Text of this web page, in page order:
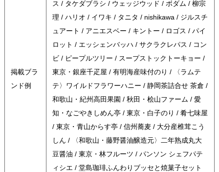
掲載ブラ
ンド例
ス / タケダブラシ / ウェッジウッド / ボダム / 柳宗
理 / ハリオ / イワキ / タニタ / nishikawa / ジルスチ
ュアート / アニエスベー / キントー / ロゴス / パイ
ロット / エッシェンバッハ / サクラクレパス / コン
ビ / ピープルツリー / スープストックトーキョー /
東京・銀座千疋屋 / 有明海産味付のり / 〈ラムテ
テ〉ワイルドフラワーハニー / 静岡茶詰合せ 茶倉 /
和歌山・紀州高田果園 / 秋田・桧山ファーム / 愛
知・なごやきしめん亭 / 東京・白子のり / 肴七味屋
/ 東京・青山からす亭 / 信州蕎麦 / 大分産椎茸こう
しん / 〈和歌山・藤野醤油醸造元〉二年熟成丸大
豆醤油 / 東京・林フルーツ / パンソン シェフパテ
ィシエ / 堂島珈琲ふんわりブッセと焼菓子セット